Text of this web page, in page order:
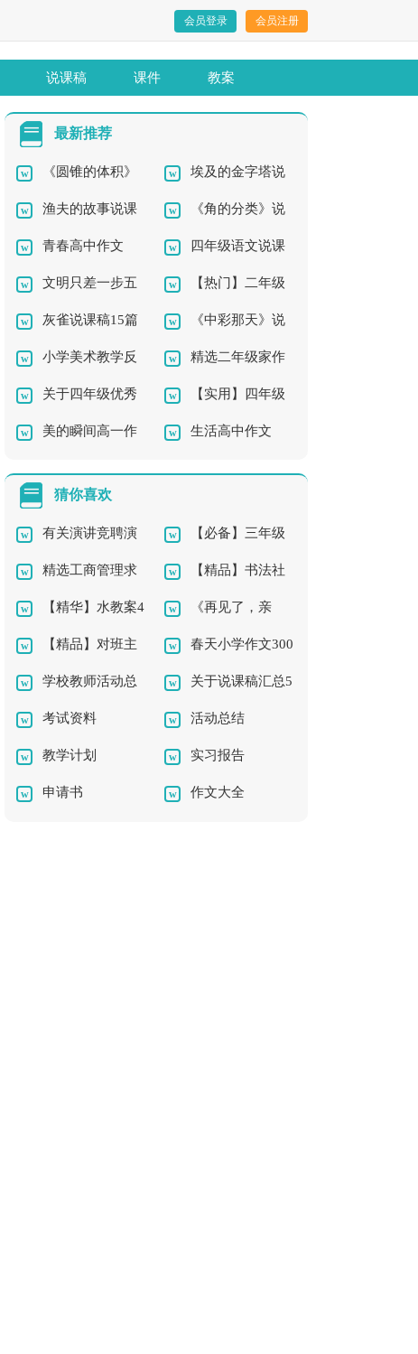
会员登录 会员注册
说课稿 课件 教案
最新推荐
《圆锥的体积》
说课稿
埃及的金字塔说
课稿
渔夫的故事说课
稿
《角的分类》说
课稿
青春高中作文 四年级语文说课
稿15篇
文明只差一步五
年级作文
【热门】二年级
作文300字集合8篇
灰雀说课稿15篇 《中彩那天》说
课稿(15篇)
小学美术教学反
思15篇
精选二年级家作
文300字三篇
关于四年级优秀
作文四篇
【实用】四年级
妈妈作文汇编七篇
美的瞬间高一作 生活高中作文
猜你喜欢
有关演讲竞聘演
讲稿模板集合五篇
【必备】三年级
的作文300字合集5篇
精选工商管理求
职信3篇
【精品】书法社
团及活动总结三篇
【精华】水教案4
篇
《再见了，亲
人》教学反思
【精品】对班主
任的工作计划汇编八
篇
春天小学作文300
字三篇
学校教师活动总
结3篇
关于说课稿汇总5
篇
考试资料 活动总结
教学计划 实习报告
申请书 作文大全